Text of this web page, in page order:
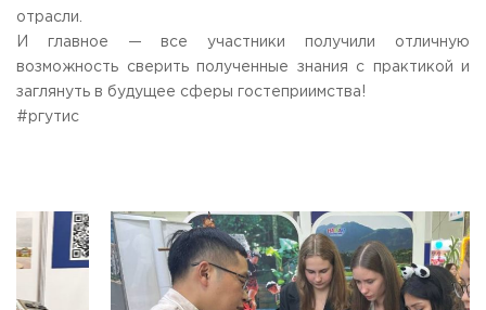
WORKING HOURS
Mo-th: from 09:00 to 18:00;
Fr: from 09:00 to 16:45;
отрасли.
И главное — все участники получили отличную
возможность сверить полученные знания с практикой и
заглянуть в будущее сферы гостеприимства!
#ргутис